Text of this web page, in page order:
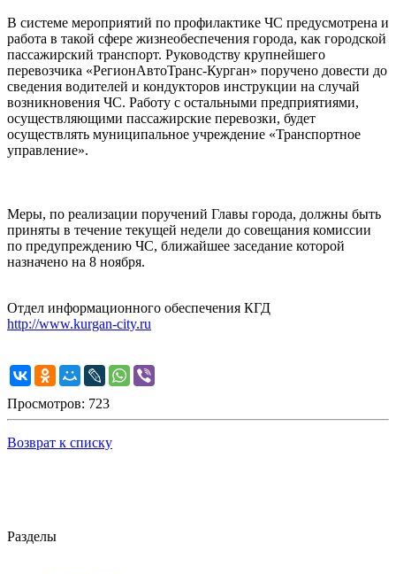
В системе мероприятий по профилактике ЧС предусмотрена и
работа в такой сфере жизнеобеспечения города, как городской
пассажирский транспорт. Руководству крупнейшего
перевозчика «РегионАвтоТранс-Курган» поручено довести до
сведения водителей и кондукторов инструкции на случай
возникновения ЧС. Работу с остальными предприятиями,
осуществляющими пассажирские перевозки, будет
осуществлять муниципальное учреждение «Транспортное
управление».
Меры, по реализации поручений Главы города, должны быть
приняты в течение текущей недели до совещания комиссии
по предупреждению ЧС, ближайшее заседание которой
назначено на 8 ноября.
Отдел информационного обеспечения КГД
http://www.kurgan-city.ru
Просмотров: 723
Возврат к списку
Разделы